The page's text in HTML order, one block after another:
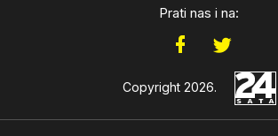
Prati nas i na:
Copyright 2026.